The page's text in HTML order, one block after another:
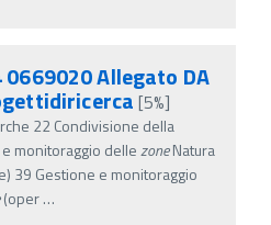
0669020 Allegato DA
[5%]
22 Condivisione della
monitoraggio dellezoneNatura
39 Gestione e monitoraggio
(oper…